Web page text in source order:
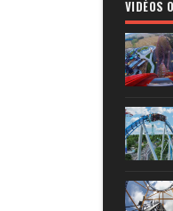
VIDÉOS